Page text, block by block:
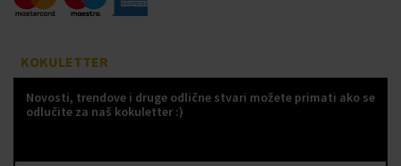
KOKULETTER
Novosti, trendove i druge odlične stvari možete primati ako se
odlučite za naš kokuletter :)